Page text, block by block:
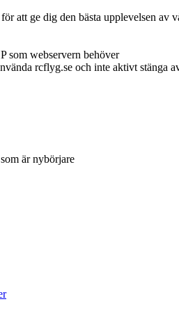
att ge dig den bästa upplevelsen av
som webservern behöver
rcflyg.se och inte aktivt stänga
är nybörjare